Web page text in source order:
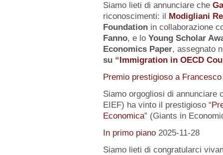
Siamo lieti di annunciare che
riconoscimenti: il Modigliani
Foundationin collaborazione
Fanno, e lo Young Scholar
Economics Paper, assegnato
su“Immigration in OECD
Premio prestigioso a
Siamo orgogliosi di annunciare
EIEF) ha vinto il prestigioso “
Economica” (Giants in
In primo piano 2025-11-28
Siamo lieti di congratularci